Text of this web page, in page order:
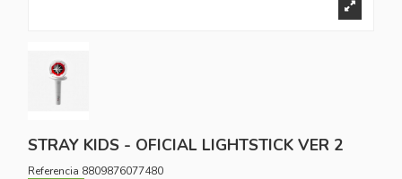
STRAY KIDS - OFICIAL LIGHTSTICK VER 2
Referencia 8809876077480